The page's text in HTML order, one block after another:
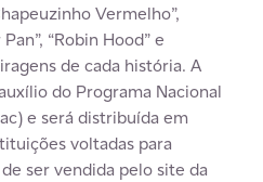
Vermelho”,
“Robin Hood” e
de cada história. A
do Programa Nacional
e será distribuída em
voltadas para
ser vendida pelo site da